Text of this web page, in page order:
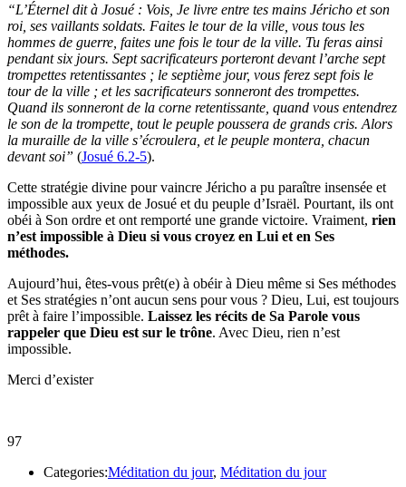
“L’Éternel dit à Josué : Vois, Je livre entre tes mains Jéricho et son
roi, ses vaillants soldats. Faites le tour de la ville, vous tous les
hommes de guerre, faites une fois le tour de la ville. Tu feras ainsi
pendant six jours. Sept sacrificateurs porteront devant l’arche sept
trompettes retentissantes ; le septième jour, vous ferez sept fois le
tour de la ville ; et les sacrificateurs sonneront des trompettes.
Quand ils sonneront de la corne retentissante, quand vous entendrez
le son de la trompette, tout le peuple poussera de grands cris. Alors
la muraille de la ville s’écroulera, et le peuple montera, chacun
devant soi” (Josué 6.2-5).
Cette stratégie divine pour vaincre Jéricho a pu paraître insensée et
impossible aux yeux de Josué et du peuple d’Israël. Pourtant, ils ont
obéi à Son ordre et ont remporté une grande victoire. Vraiment, rien
n’est impossible à Dieu si vous croyez en Lui et en Ses
méthodes.
Aujourd’hui, êtes-vous prêt(e) à obéir à Dieu même si Ses méthodes
et Ses stratégies n’ont aucun sens pour vous ? Dieu, Lui, est toujours
prêt à faire l’impossible. Laissez les récits de Sa Parole vous
rappeler que Dieu est sur le trône. Avec Dieu, rien n’est
impossible.
Merci d’exister
97
Categories:Méditation du jour, Méditation du jour